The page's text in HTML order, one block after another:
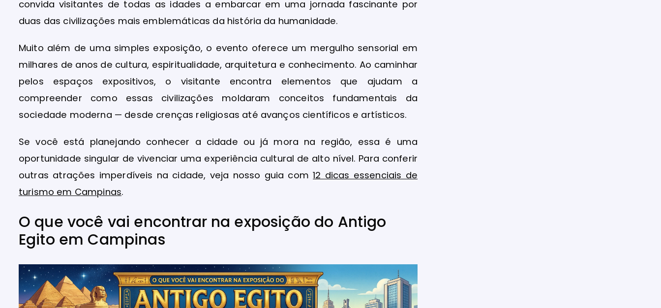
convida visitantes de todas as idades a embarcar em uma jornada fascinante por
duas das civilizações mais emblemáticas da história da humanidade.
Muito além de uma simples exposição, o evento oferece um mergulho sensorial em
milhares de anos de cultura, espiritualidade, arquitetura e conhecimento. Ao caminhar
pelos espaços expositivos, o visitante encontra elementos que ajudam a
compreender como essas civilizações moldaram conceitos fundamentais da
sociedade moderna — desde crenças religiosas até avanços científicos e artísticos.
Se você está planejando conhecer a cidade ou já mora na região, essa é uma
oportunidade singular de vivenciar uma experiência cultural de alto nível. Para conferir
outras atrações imperdíveis na cidade, veja nosso guia com12 dicas essenciais de
turismo em Campinas.
O que você vai encontrar na exposição do Antigo
Egito em Campinas